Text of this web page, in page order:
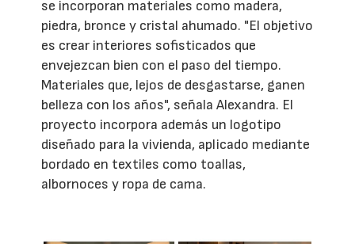
se incorporan materiales como madera,
piedra, bronce y cristal ahumado. "El objetivo
es crear interiores sofisticados que
envejezcan bien con el paso del tiempo.
Materiales que, lejos de desgastarse, ganen
belleza con los años", señala Alexandra. El
proyecto incorpora además un logotipo
diseñado para la vivienda, aplicado mediante
bordado en textiles como toallas,
albornoces y ropa de cama.